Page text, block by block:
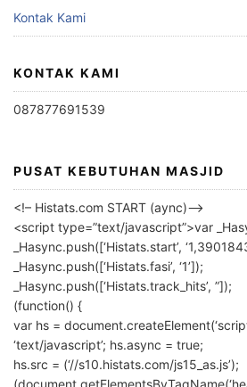
Kontak Kami
KONTAK KAMI
087877691539
PUSAT KEBUTUHAN MASJID
<!– Histats.com START (aync)–>
<script type=”text/javascript”>var
_Hasync.push([‘Histats.start’,
_Hasync.push([‘Histats.fasi’, ‘1’]);
_Hasync.push([‘Histats.track_hits’, ”]);
(function() {
var hs =
‘text/javascript’; hs.async = true;
hs.src = (‘//s10.histats.com/js15_as.js’);